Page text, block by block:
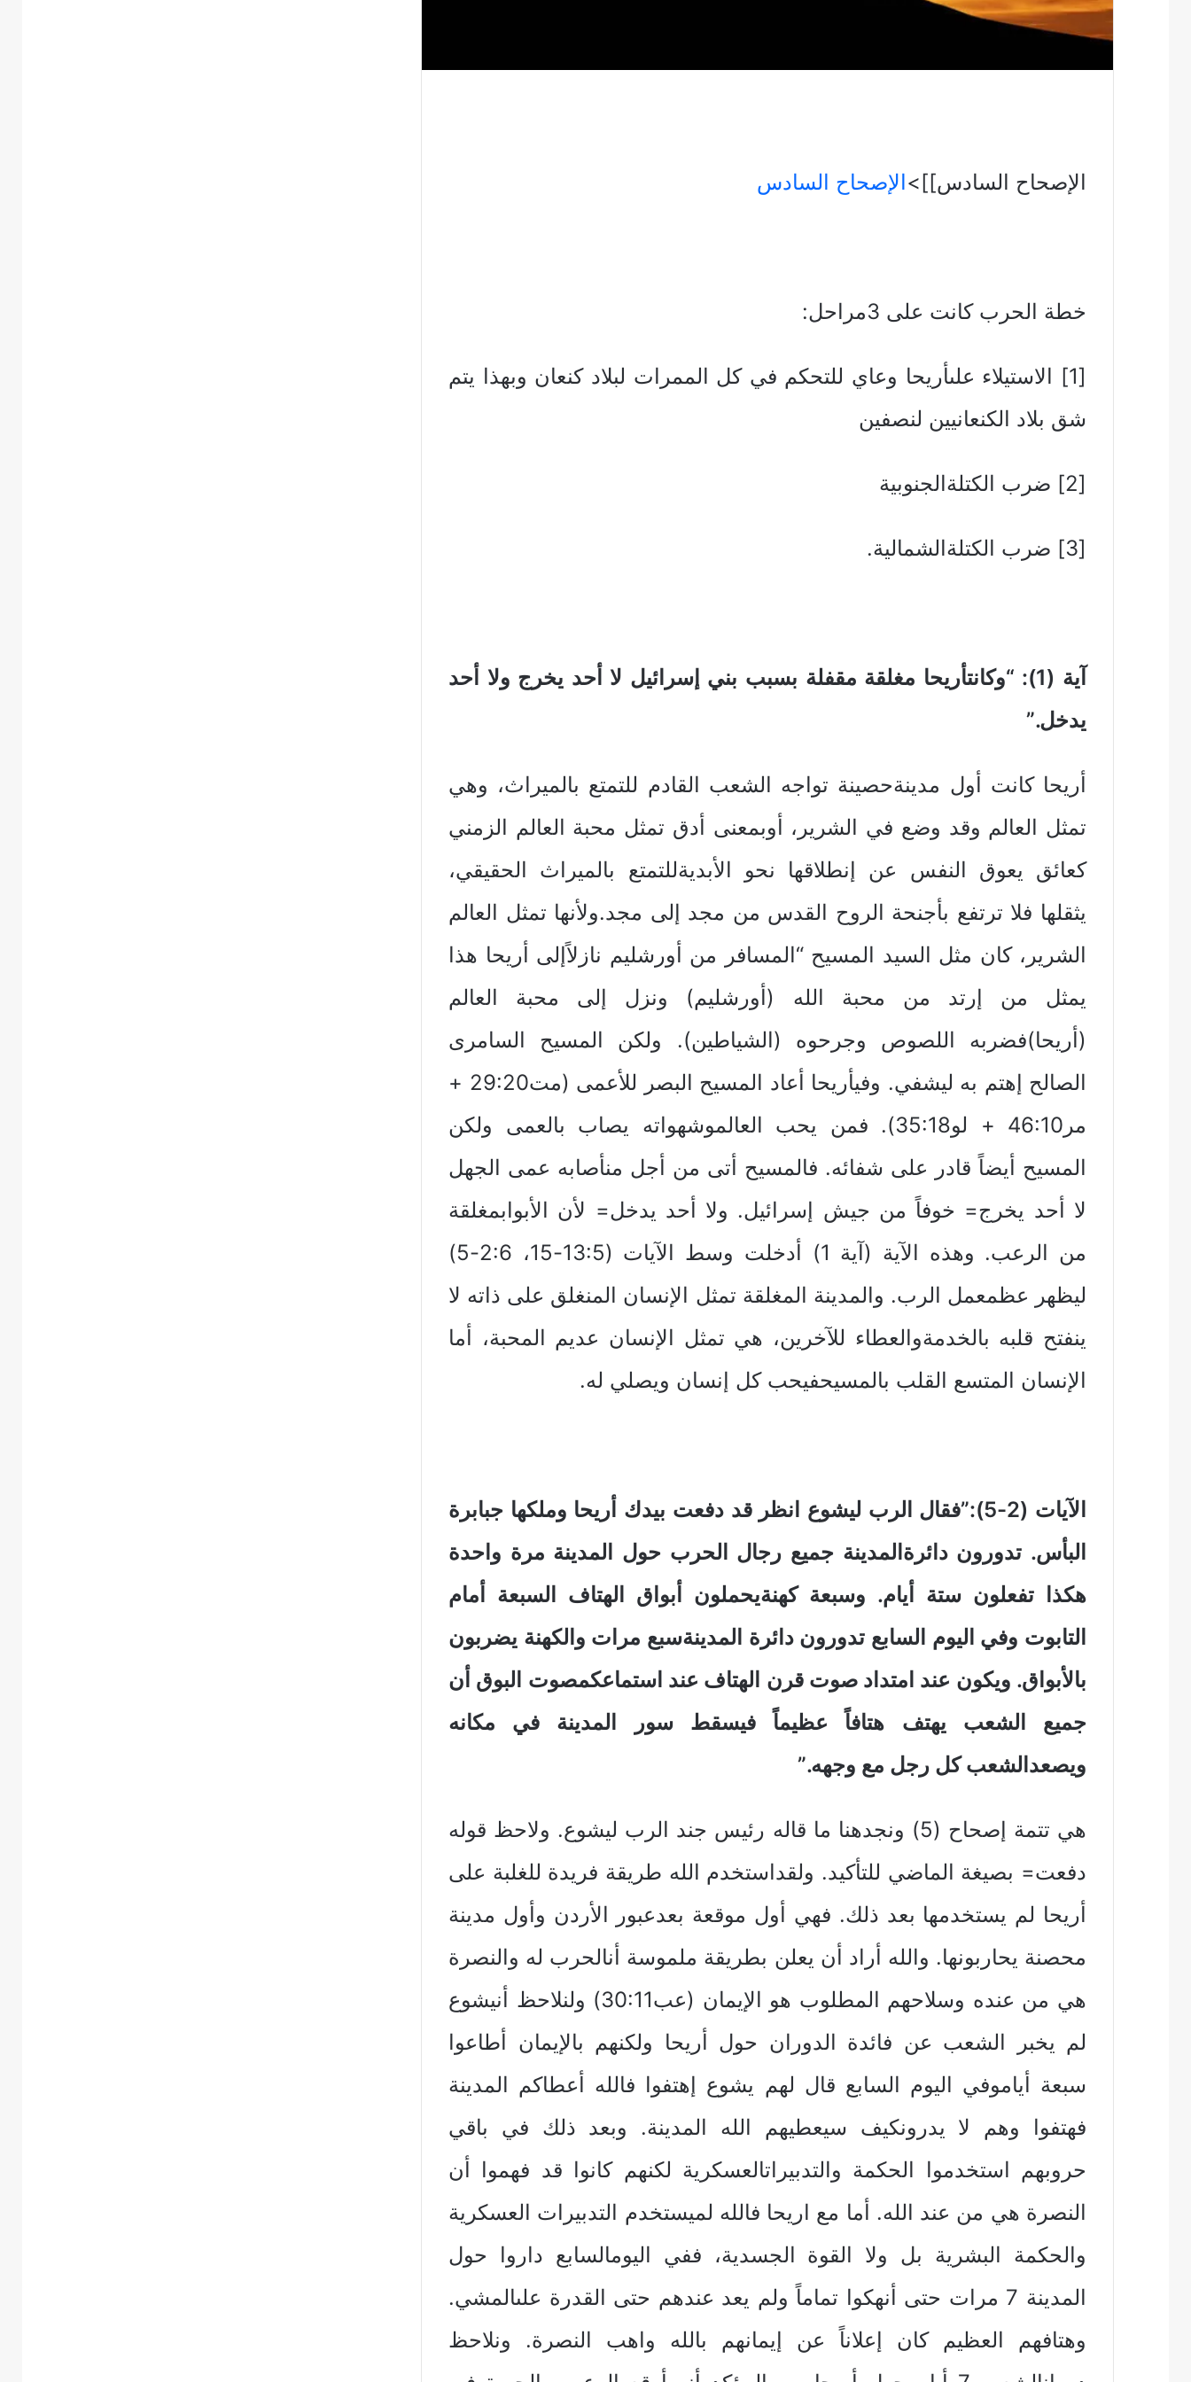
الإصحاح السادس]]>الإصحاح السادس
خطة الحرب كانت على 3مراحل:
[1] الاستيلاء علىأريحا وعاي للتحكم في كل الممرات لبلاد كنعان وبهذا يتم
شق بلاد الكنعانيين لنصفين
[2] ضرب الكتلةالجنوبية
[3] ضرب الكتلةالشمالية.
آية (1): “وكانتأريحا مغلقة مقفلة بسبب بني إسرائيل لا أحد يخرج ولا أحد
يدخل.”
أريحا كانت أول مدينةحصينة تواجه الشعب القادم للتمتع بالميراث، وهي
تمثل العالم وقد وضع في الشرير، أوبمعنى أدق تمثل محبة العالم الزمني
كعائق يعوق النفس عن إنطلاقها نحو الأبديةللتمتع بالميراث الحقيقي،
يثقلها فلا ترتفع بأجنحة الروح القدس من مجد إلى مجد.ولأنها تمثل العالم
الشرير، كان مثل السيد المسيح “المسافر من أورشليم نازلاًإلى أريحا هذا
يمثل من إرتد من محبة الله (أورشليم) ونزل إلى محبة العالم
(أريحا)فضربه اللصوص وجرحوه (الشياطين). ولكن المسيح السامرى
الصالح إهتم به ليشفي. وفيأريحا أعاد المسيح البصر للأعمى (مت29:20 +
مر46:10 + لو35:18). فمن يحب العالموشهواته يصاب بالعمى ولكن
المسيح أيضاً قادر على شفائه. فالمسيح أتى من أجل منأصابه عمى الجهل
لا أحد يخرج= خوفاً من جيش إسرائيل. ولا أحد يدخل= لأن الأبوابمغلقة
من الرعب. وهذه الآية (آية 1) أدخلت وسط الآيات (13:5-15، 2:6-5)
ليظهر عظمعمل الرب. والمدينة المغلقة تمثل الإنسان المنغلق على ذاته لا
ينفتح قلبه بالخدمةوالعطاء للآخرين، هي تمثل الإنسان عديم المحبة، أما
الإنسان المتسع القلب بالمسيحفيحب كل إنسان ويصلي له.
الآيات (2-5):”فقال الرب ليشوع انظر قد دفعت بيدك أريحا وملكها جبابرة
البأس. تدورون دائرةالمدينة جميع رجال الحرب حول المدينة مرة واحدة
هكذا تفعلون ستة أيام. وسبعة كهنةيحملون أبواق الهتاف السبعة أمام
التابوت وفي اليوم السابع تدورون دائرة المدينةسبع مرات والكهنة يضربون
بالأبواق. ويكون عند امتداد صوت قرن الهتاف عند استماعكمصوت البوق أن
جميع الشعب يهتف هتافاً عظيماً فيسقط سور المدينة في مكانه
ويصعدالشعب كل رجل مع وجهه.”
هي تتمة إصحاح (5) ونجدهنا ما قاله رئيس جند الرب ليشوع. ولاحظ قوله
دفعت= بصيغة الماضي للتأكيد. ولقداستخدم الله طريقة فريدة للغلبة على
أريحا لم يستخدمها بعد ذلك. فهي أول موقعة بعدعبور الأردن وأول مدينة
محصنة يحاربونها. والله أراد أن يعلن بطريقة ملموسة أنالحرب له والنصرة
هي من عنده وسلاحهم المطلوب هو الإيمان (عب30:11) ولنلاحظ أنيشوع
لم يخبر الشعب عن فائدة الدوران حول أريحا ولكنهم بالإيمان أطاعوا
سبعة أياموفي اليوم السابع قال لهم يشوع إهتفوا فالله أعطاكم المدينة
فهتفوا وهم لا يدرونكيف سيعطيهم الله المدينة. وبعد ذلك في باقي
حروبهم استخدموا الحكمة والتدبيراتالعسكرية لكنهم كانوا قد فهموا أن
النصرة هي من عند الله. أما مع اريحا فالله لميستخدم التدبيرات العسكرية
والحكمة البشرية بل ولا القوة الجسدية، ففي اليومالسابع داروا حول
المدينة 7 مرات حتى أنهكوا تماماً ولم يعد عندهم حتى القدرة علىالمشي.
وهتافهم العظيم كان إعلاناً عن إيمانهم بالله واهب النصرة. ونلاحظ